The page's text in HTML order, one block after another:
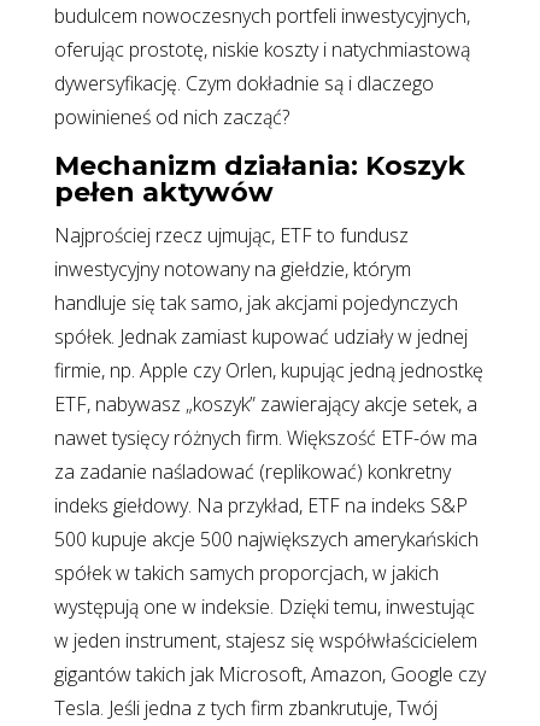
budulcem nowoczesnych portfeli inwestycyjnych,
oferując prostotę, niskie koszty i natychmiastową
dywersyfikację. Czym dokładnie są i dlaczego
powinieneś od nich zacząć?
Mechanizm działania: Koszyk
pełen aktywów
Najprościej rzecz ujmując, ETF to fundusz
inwestycyjny notowany na giełdzie, którym
handluje się tak samo, jak akcjami pojedynczych
spółek. Jednak zamiast kupować udziały w jednej
firmie, np. Apple czy Orlen, kupując jedną jednostkę
ETF, nabywasz „koszyk” zawierający akcje setek, a
nawet tysięcy różnych firm. Większość ETF-ów ma
za zadanie naśladować (replikować) konkretny
indeks giełdowy. Na przykład, ETF na indeks S&P
500 kupuje akcje 500 największych amerykańskich
spółek w takich samych proporcjach, w jakich
występują one w indeksie. Dzięki temu, inwestując
w jeden instrument, stajesz się współwłaścicielem
gigantów takich jak Microsoft, Amazon, Google czy
Tesla. Jeśli jedna z tych firm zbankrutuje, Twój